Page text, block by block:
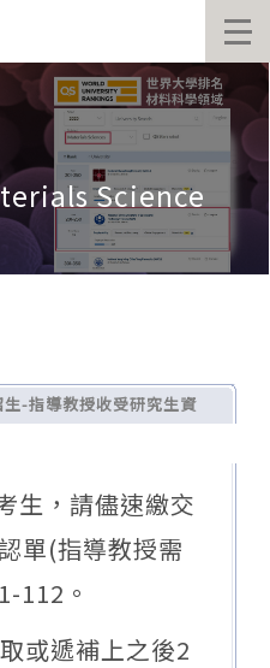
Science
生-指導教授收受研究生資
生，請儘速繳交
單(指導教授需
112。
或遞補上之後2